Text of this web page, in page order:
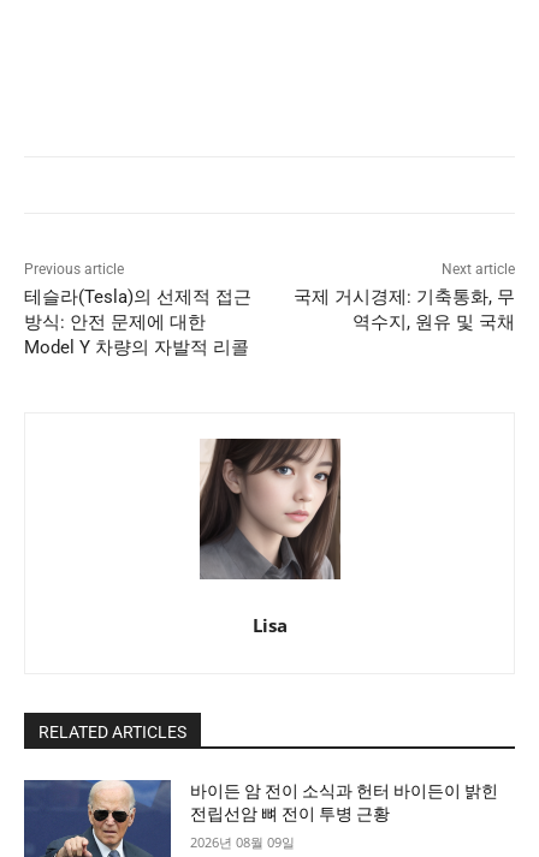
Previous article
테슬라(Tesla)의 선제적 접근
방식: 안전 문제에 대한
Model Y 차량의 자발적 리콜
Next article
국제 거시경제: 기축통화, 무
역수지, 원유 및 국채
Lisa
RELATED ARTICLES
바이든 암 전이 소식과 헌터 바이든이 밝힌
전립선암 뼈 전이 투병 근황
2026년 08월 09일